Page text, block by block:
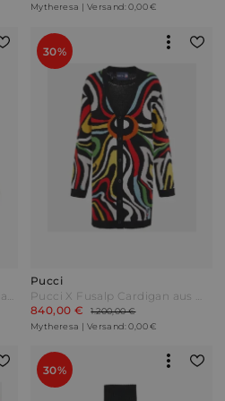
Mytheresa | Versand: 0,00 €
Pucci X Fusalp Schnürstiefel aus Leder Bunt
30%
Pucci
Pucci X Fusalp Cardigan aus Wolle Bunt
840,00 €
1.200,00 €
Mytheresa | Versand: 0,00 €
30%